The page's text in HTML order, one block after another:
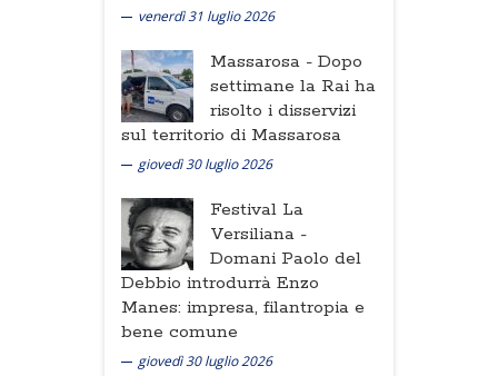
venerdì 31 luglio 2026
Massarosa - Dopo
settimane la Rai ha
risolto i disservizi
sul territorio di Massarosa
giovedì 30 luglio 2026
Festival La
Versiliana -
Domani Paolo del
Debbio introdurrà Enzo
Manes: impresa, filantropia e
bene comune
giovedì 30 luglio 2026